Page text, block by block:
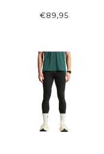
€89,95